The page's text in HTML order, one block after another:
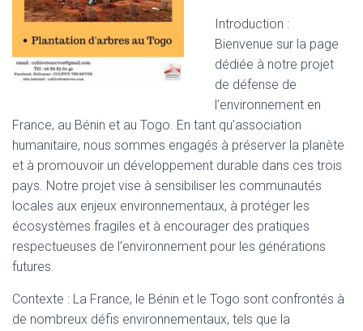
Introduction :
Bienvenue sur la page
dédiée à notre projet
de défense de
l’environnement en
France, au Bénin et au Togo. En tant qu’association
humanitaire, nous sommes engagés à préserver la planète
et à promouvoir un développement durable dans ces trois
pays. Notre projet vise à sensibiliser les communautés
locales aux enjeux environnementaux, à protéger les
écosystèmes fragiles et à encourager des pratiques
respectueuses de l’environnement pour les générations
futures.
Contexte : La France, le Bénin et le Togo sont confrontés à
de nombreux défis environnementaux, tels que la